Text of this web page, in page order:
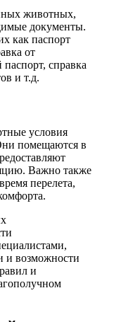
животных,
документы.
как паспорт
от
справка
и т.д.
условия
помещаются в
Важно также
перелета,
и возможности
и